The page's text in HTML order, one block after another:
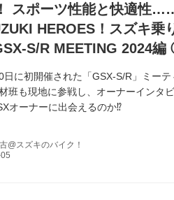
スポーツ性能と快適性
HEROES！スズキ乗
S/R MEETING 2024編
日に初開催された「GSX-S/R」ミー
班も現地に参戦し、オーナーインタ
オーナーに出会えるのか⁉
@スズキのバイク！